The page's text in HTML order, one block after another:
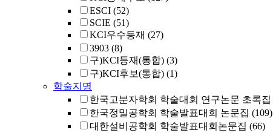
ESCI (52)
SCIE (51)
KCI우수등재 (27)
3903 (8)
구)KCI등재(통합) (3)
구)KCI후보(통합) (1)
학술지명
한국고분자학회 학술대회 연구논문 초록집
한국정밀공학회 학술발표대회 논문집 (109)
대한설비공학회 학술발표대회논문집 (66)